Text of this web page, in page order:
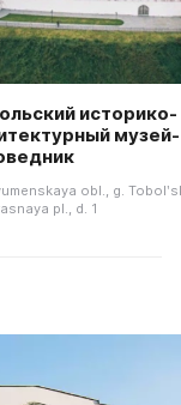
историко-
музей-
obl., g.
pl., d. 1